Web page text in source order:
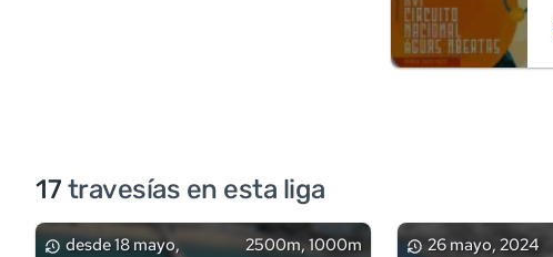
17 travesías en esta liga
desde18 mayo,
2500m, 1000m 26 mayo, 2024